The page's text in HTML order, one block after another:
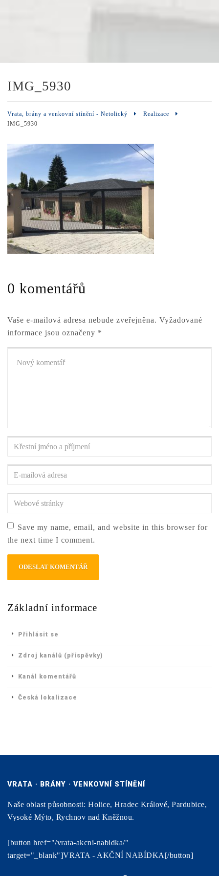
IMG_5930
Vrata, brány a venkovní stínění - Netolický
Realizace
IMG_5930
0 komentářů
Vaše e-mailová adresa nebude zveřejněna. Vyžadované
informace jsou označeny *
komentář*
Křestní
a
příjmení*
adresa*
Save my name, email, and website in this browser for
the next time I comment.
Základní informace
Přihlásit se
Zdroj kanálů (příspěvky)
Kanál komentářů
Česká lokalizace
VRATA · BRÁNY · VENKOVNÍ STÍNĚNÍ
Naše oblast působnosti: Holice, Hradec Králové, Pardubice,
Vysoké Mýto, Rychnov nad Kněžnou.
[button href="/vrata-akcni-nabidka/"
target="_blank"]VRATA - AKČNÍ NABÍDKA[/button]